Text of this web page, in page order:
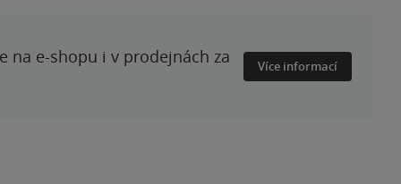
na e-shopu i v prodejnách za
Více informací